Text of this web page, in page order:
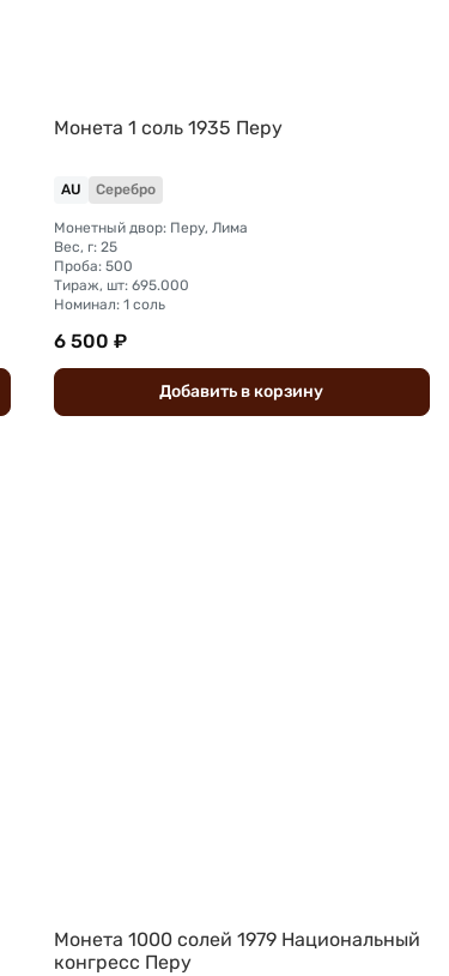
Монета 1 соль 1935 Перу
AU Серебро
Монетный двор: Перу, Лима
Вес, г: 25
Проба: 500
Тираж, шт: 695.000
Номинал: 1 соль
6 500 ₽
Добавить в корзину
Монета 1000 солей 1979 Национальный
конгресс Перу